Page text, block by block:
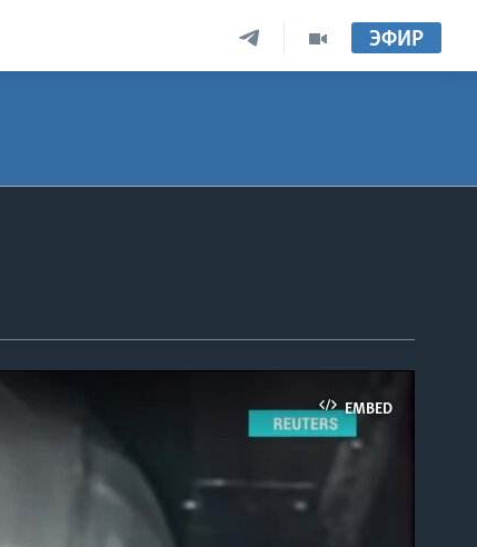
ЭФИР
EMBED